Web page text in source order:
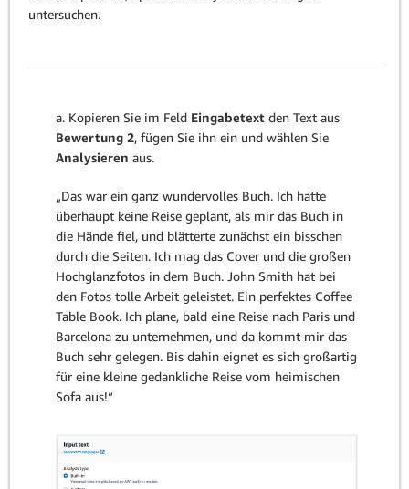
untersuchen.
a. Kopieren Sie im Feld Eingabetext den Text aus
Bewertung 2, fügen Sie ihn ein und wählen Sie
Analysieren aus.
„Das war ein ganz wundervolles Buch. Ich hatte
überhaupt keine Reise geplant, als mir das Buch in
die Hände fiel, und blätterte zunächst ein bisschen
durch die Seiten. Ich mag das Cover und die großen
Hochglanzfotos in dem Buch. John Smith hat bei
den Fotos tolle Arbeit geleistet. Ein perfektes Coffee
Table Book. Ich plane, bald eine Reise nach Paris und
Barcelona zu unternehmen, und da kommt mir das
Buch sehr gelegen. Bis dahin eignet es sich großartig
für eine kleine gedankliche Reise vom heimischen
Sofa aus!“